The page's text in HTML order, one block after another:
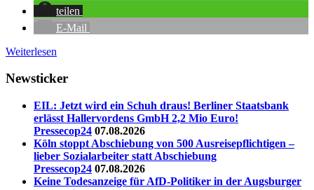
teilen
E-Mail
Weiterlesen
Newsticker
EIL: Jetzt wird ein Schuh draus! Berliner Staatsbank
erlässt Hallervordens GmbH 2,2 Mio Euro!
Pressecop24 07.08.2026
Köln stoppt Abschiebung von 500 Ausreisepflichtigen –
lieber Sozialarbeiter statt Abschiebung
Pressecop24 07.08.2026
Keine Todesanzeige für AfD-Politiker in der Augsburger